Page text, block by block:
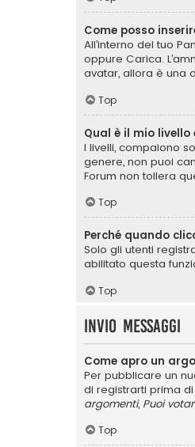
Come posso
All’interno del tuo
oppure Carica.
avatar, allora è una
Top
Qual è il mio
I livelli, compaiono
genere, non puoi
Forum non tollera
Top
Perché quando
Solo gli utenti
abilitato questa
Top
Invio Messaggi
Come apro un
Per pubblicare un
di registrarti prima
argomenti, Puoi
Top